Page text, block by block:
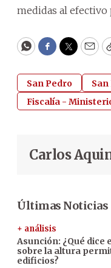
medidas al efectivo
WhatsApp
Facebook
Twitter
San Pedro
Fiscalía -
Carlos
Últimas Noticias
+ análisis
Asunción: ¿Qué dice
sobre la altura
edificios?